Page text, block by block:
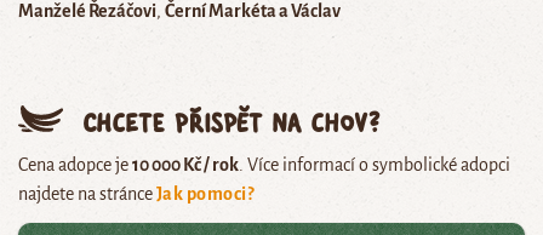
Manželé Řezáčovi Černí Markéta a Václav
Chcete přispět na chov?
Cena adopce je10 000 Kč / rok. Více informací o symbolické adopci
najdete na stránceJak pomoci?